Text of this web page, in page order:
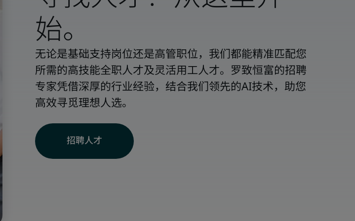
始。
无论是基础支持岗位还是高管职位，我们都能精准匹配您
所需的高技能全职人才及灵活用工人才。罗致恒富的招聘
专家凭借深厚的行业经验，结合我们领先的AI技术，助您
高效寻觅理想人选。
招聘人才